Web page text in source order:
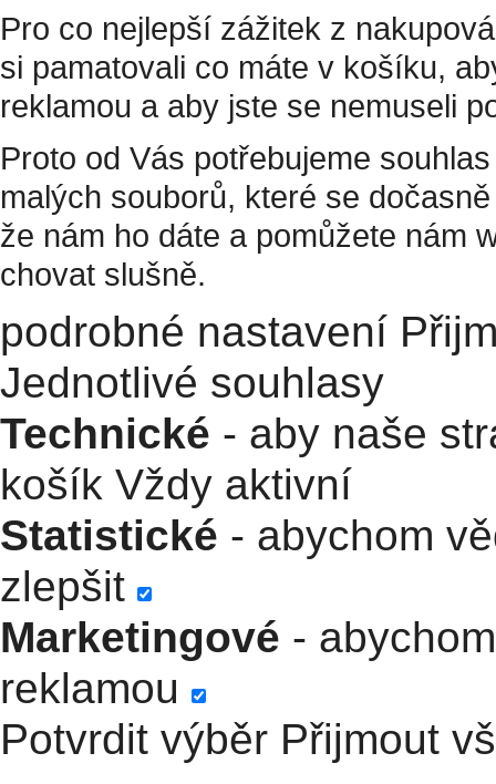
Pro co nejlepší zážitek z
si pamatovali co máte v košíku,
reklamou a aby jste se nemuseli
Proto od Vás potřebujeme
malých souborů, které se
že nám ho dáte a pomůžete nám
chovat slušně.
podrobné nastavení
Jednotlivé souhlasy
Technické - aby naše
košík Vždy aktivní
Statistické - abychom
zlepšit
Marketingové -
reklamou
Potvrdit výběr Přijmout